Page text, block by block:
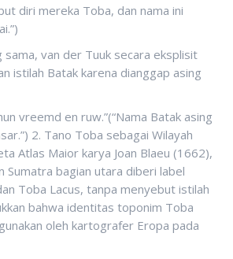
diri mereka Toba, dan nama ini
sama, van der Tuuk secara eksplisit
istilah Batak karena dianggap asing
vreemd en ruw.”(“Nama Batak asing
2. Tano Toba sebagai Wilayah
Atlas Maior karya Joan Blaeu (1662),
Sumatra bagian utara diberi label
Toba Lacus, tanpa menyebut istilah
bahwa identitas toponim Toba
oleh kartografer Eropa pada